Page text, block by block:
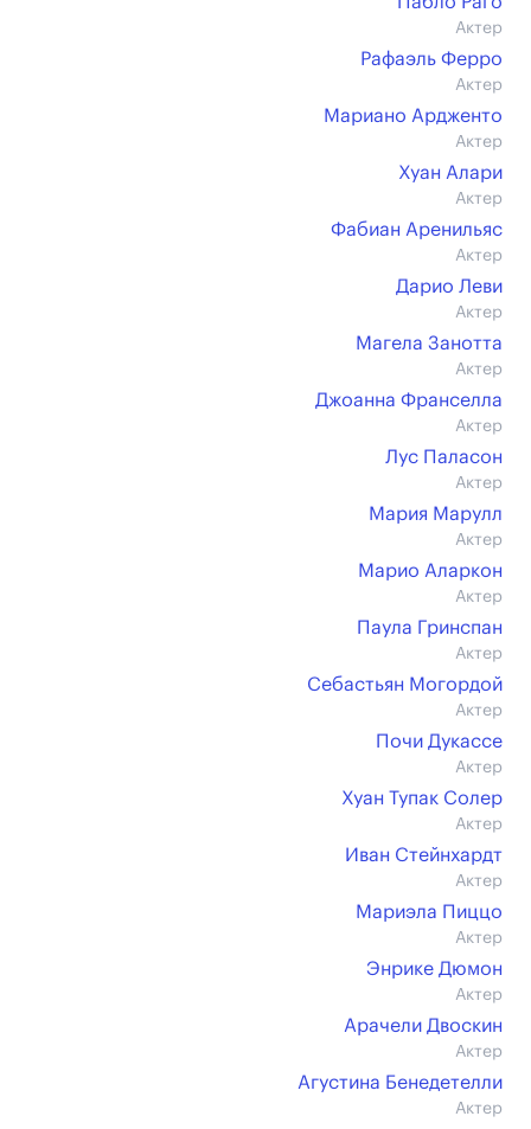
Актер
Рафаэль Ферро
Актер
Мариано Ардженто
Актер
Хуан Алари
Актер
Фабиан Аренильяс
Актер
Дарио Леви
Актер
Магела Занотта
Актер
Джоанна Франселла
Актер
Лус Паласон
Актер
Мария Марулл
Актер
Марио Аларкон
Актер
Паула Гринспан
Актер
Себастьян Могордой
Актер
Почи Дукассе
Актер
Хуан Тупак Солер
Актер
Иван Стейнхардт
Актер
Мариэла Пиццо
Актер
Энрике Дюмон
Актер
Арачели Двоскин
Актер
Агустина Бенедетелли
Актер